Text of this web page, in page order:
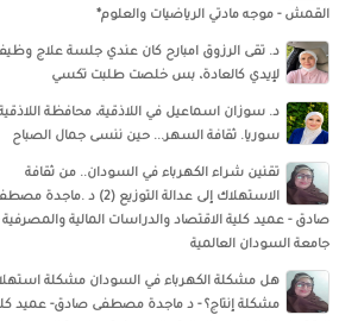
القمش - موجه مادتي الرياضيات والعلوم*
د. تقى الرزوق امبارح كان عندي جلسة علاج
لإيدي كالعادة، بس خلصت طلبت تكسي
د. سوزان اسماعيل‏ في ‏‏اللاذقية‏، ‏محافظة
‏سوريا‏‏. ثقافة السهر... حين ننسى جمال الصباح
تقنين شراء الكهرباء في السودان.. من ثقافة
الاستهلاك إلى عدالة التوزيع (2) د .ماجدة
صادق - عميد كلية الاقتصاد والدراسات المالية والمصرفية
جامعة السودان العالمية
هل مشكلة الكهرباء في السودان مشكلة
مشكلة إنتاج؟ - د ماجدة مصطفى صادق- عميد